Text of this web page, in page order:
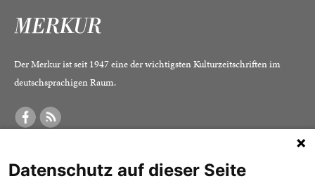
Der Merkur ist seit 1947 eine der wichtigsten Kulturzeitschriften im
deutschsprachigen Raum.
Was ist der Merkur?
Alle Abos im Überblick Impressum
Datenschutz auf dieser Seite